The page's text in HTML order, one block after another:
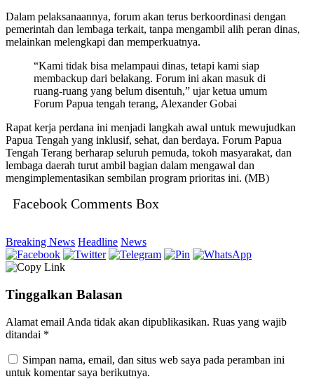
Dalam pelaksanaannya, forum akan terus berkoordinasi dengan
pemerintah dan lembaga terkait, tanpa mengambil alih peran dinas,
melainkan melengkapi dan memperkuatnya.
“Kami tidak bisa melampaui dinas, tetapi kami siap
membackup dari belakang. Forum ini akan masuk di
ruang-ruang yang belum disentuh,” ujar ketua umum
Forum Papua tengah terang, Alexander Gobai
Rapat kerja perdana ini menjadi langkah awal untuk mewujudkan
Papua Tengah yang inklusif, sehat, dan berdaya. Forum Papua
Tengah Terang berharap seluruh pemuda, tokoh masyarakat, dan
lembaga daerah turut ambil bagian dalam mengawal dan
mengimplementasikan sembilan program prioritas ini. (MB)
Facebook Comments Box
Breaking News Headline News
Tinggalkan Balasan
Alamat email Anda tidak akan dipublikasikan. Ruas yang wajib
ditandai *
Simpan nama, email, dan situs web saya pada peramban ini
untuk komentar saya berikutnya.